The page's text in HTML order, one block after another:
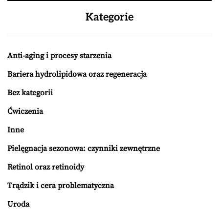
Kategorie
Anti-aging i procesy starzenia
Bariera hydrolipidowa oraz regeneracja
Bez kategorii
Ćwiczenia
Inne
Pielęgnacja sezonowa: czynniki zewnętrzne
Retinol oraz retinoidy
Trądzik i cera problematyczna
Uroda